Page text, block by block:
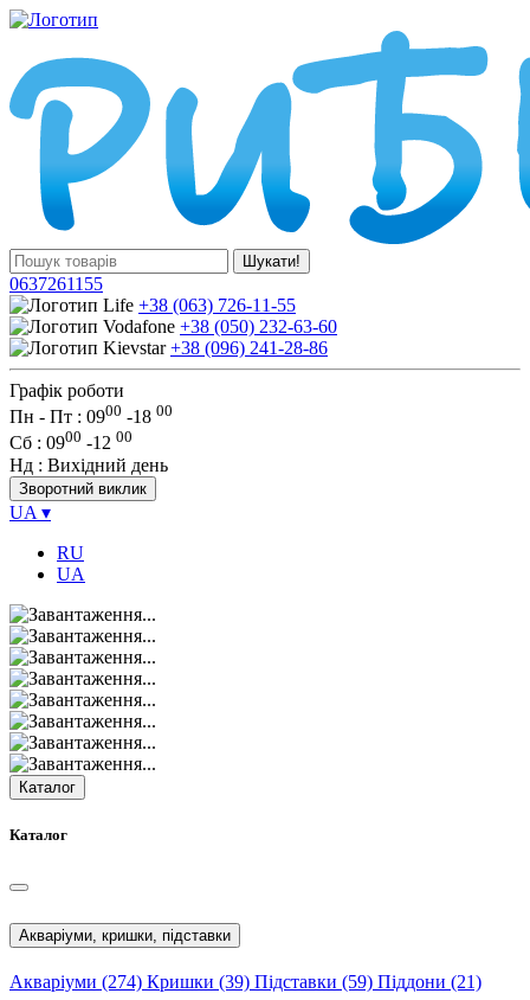
Шукати!
0637261155
+38 (063) 726-11-55
+38 (050) 232-63-60
+38 (096) 241-28-86
Графік роботи
Пн - Пт : 0900 -18 00
Сб : 0900 -12 00
Нд : Вихідний день
Зворотний виклик
UA ▾
RU
UA
Каталог
Каталог
Акваріуми, кришки, підставки
Акваріуми (274) Кришки (39) Підставки (59) Піддони (21)